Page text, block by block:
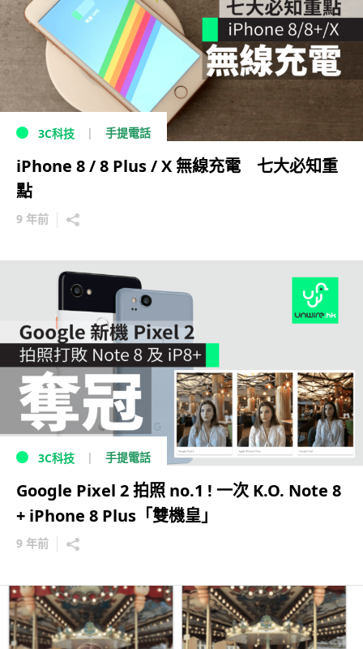
3C科技 手提電話
iPhone 8 / 8 Plus / X 無線充電 七大必知重
點
9 年前
3C科技 手提電話
Google Pixel 2 拍照 no.1 ! 一次 K.O. Note 8
+ iPhone 8 Plus「雙機皇」
9 年前